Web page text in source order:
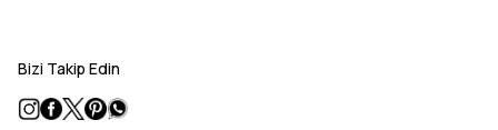
Bizi Takip Edin